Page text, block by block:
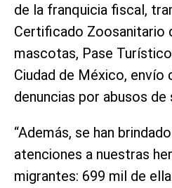
de la franquicia fiscal,
Certificado Zoosanitario
mascotas, Pase
Ciudad de México, envío
denuncias por abusos
“Además, se han
atenciones a nuestras
migrantes: 699 mil de